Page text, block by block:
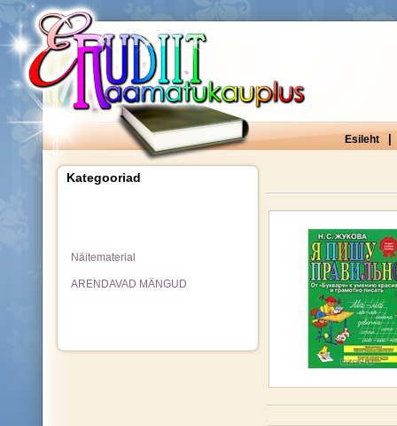
Esileht
Kategooriad
Näitematerial
ARENDAVAD MÄNGUD